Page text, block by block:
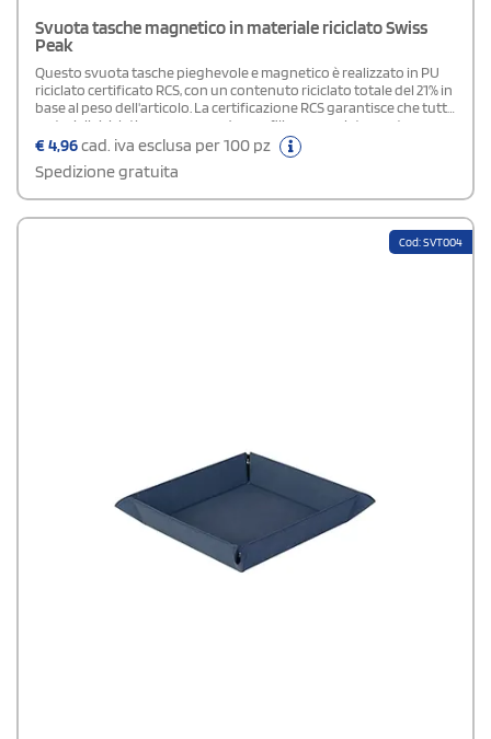
Svuota tasche magnetico in materiale riciclato Swiss
Peak
Questo svuota tasche pieghevole e magnetico è realizzato in PU
riciclato certificato RCS, con un contenuto riciclato totale del 21% in
base al peso dell'articolo. La certificazione RCS garantisce che tutti i
materiali riciclati provengano da una filiera completamente
tracciata e certificata. La scatola portaoggetti viene fornita piatta
e può essere facilmente assemblata grazie ai magneti integrati,
trasformandosi in una pratica soluzione per organizzare piccoli
oggetti su scrivania o comodino. Confezionata in un imballaggio
FSC® mix, rappresenta un'opzione ecologica e funzionale per
€4,96cad. iva esclusa per 100 pz
Spedizione gratuita
Cod: SVT004